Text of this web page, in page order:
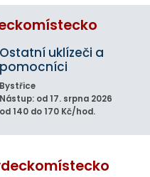
Ostatní uklízeči a
pomocníci
Bystřice
Nástup: od 17. srpna 2026
od 140 do 170 Kč/hod.